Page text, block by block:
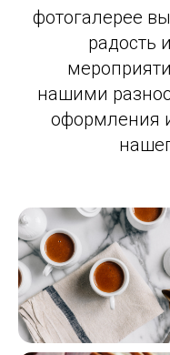
фотогалерее
радость
нашими
оформления